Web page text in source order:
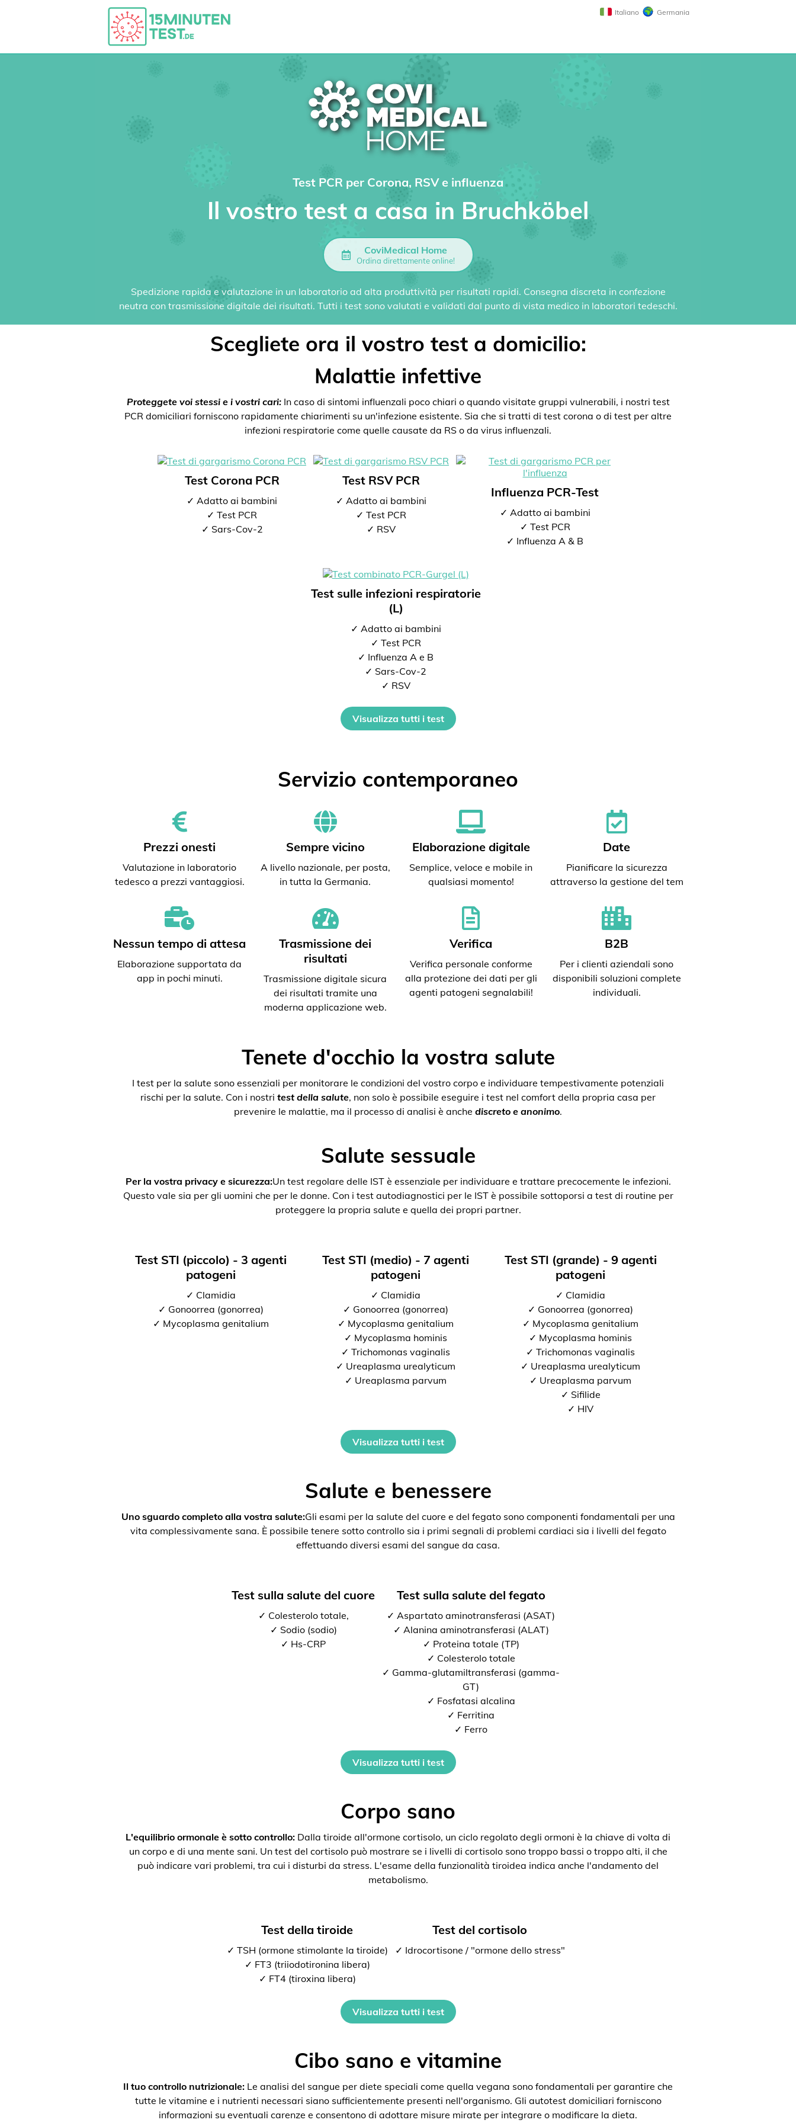
Italiano Germania
Test PCR per Corona, RSV e influenza
Il vostro test a casa in Bruchköbel
CoviMedical Home
Ordina direttamente online!
Spedizione rapida e valutazione in un laboratorio ad alta produttività per risultati rapidi. Consegna discreta in confezione
neutra con trasmissione digitale dei risultati. Tutti i test sono valutati e validati dal punto di vista medico in laboratori tedeschi.
Scegliete ora il vostro test a domicilio:
Malattie infettive
Proteggete voi stessi e i vostri cari:In caso di sintomi influenzali poco chiari o quando visitate gruppi vulnerabili, i nostri test
PCR domiciliari forniscono rapidamente chiarimenti su un'infezione esistente. Sia che si tratti di test corona o di test per altre
infezioni respiratorie come quelle causate da RS o da virus influenzali.
Test Corona PCR
✓ Adatto ai bambini
✓ Test PCR
✓ Sars-Cov-2
Test RSV PCR
✓ Adatto ai bambini
✓ Test PCR
✓ RSV
Influenza PCR-Test
✓ Adatto ai bambini
✓ Test PCR
✓ Influenza A & B
Test sulle infezioni respiratorie
(L)
✓ Adatto ai bambini
✓ Test PCR
✓ Influenza A e B
✓ Sars-Cov-2
✓ RSV
Visualizza tutti i test
Servizio contemporaneo
Prezzi onesti
Valutazione in laboratorio
tedesco a prezzi vantaggiosi.
Sempre vicino
A livello nazionale, per posta,
in tutta la Germania.
Elaborazione digitale
Semplice, veloce e mobile in
qualsiasi momento!
Date
Pianificare la sicurezza
attraverso la gestione del tem
Nessun tempo di attesa
Elaborazione supportata da
app in pochi minuti.
Trasmissione dei
risultati
Trasmissione digitale sicura
dei risultati tramite una
moderna applicazione web.
Verifica
Verifica personale conforme
alla protezione dei dati per gli
agenti patogeni segnalabili!
B2B
Per i clienti aziendali sono
disponibili soluzioni complete
individuali.
Tenete d'occhio la vostra salute
I test per la salute sono essenziali per monitorare le condizioni del vostro corpo e individuare tempestivamente potenziali
rischi per la salute. Con i nostri test della salute, non solo è possibile eseguire i test nel comfort della propria casa per
prevenire le malattie, ma il processo di analisi è anche discreto e anonimo.
Salute sessuale
Per la vostra privacy e sicurezza:Un test regolare delle IST è essenziale per individuare e trattare precocemente le infezioni.
Questo vale sia per gli uomini che per le donne. Con i test autodiagnostici per le IST è possibile sottoporsi a test di routine per
proteggere la propria salute e quella dei propri partner.
Test STI (piccolo) - 3 agenti
patogeni
✓ Clamidia
✓ Gonoorrea (gonorrea)
✓ Mycoplasma genitalium
Test STI (medio) - 7 agenti
patogeni
✓ Clamidia
✓ Gonoorrea (gonorrea)
✓ Mycoplasma genitalium
✓ Mycoplasma hominis
✓ Trichomonas vaginalis
✓ Ureaplasma urealyticum
✓ Ureaplasma parvum
Test STI (grande) - 9 agenti
patogeni
✓ Clamidia
✓ Gonoorrea (gonorrea)
✓ Mycoplasma genitalium
✓ Mycoplasma hominis
✓ Trichomonas vaginalis
✓ Ureaplasma urealyticum
✓ Ureaplasma parvum
✓ Sifilide
✓ HIV
Visualizza tutti i test
Salute e benessere
Uno sguardo completo alla vostra salute:Gli esami per la salute del cuore e del fegato sono componenti fondamentali per una
vita complessivamente sana. È possibile tenere sotto controllo sia i primi segnali di problemi cardiaci sia i livelli del fegato
effettuando diversi esami del sangue da casa.
Test sulla salute del cuore
✓ Colesterolo totale,
✓ Sodio (sodio)
✓ Hs-CRP
Test sulla salute del fegato
✓ Aspartato aminotransferasi (ASAT)
✓ Alanina aminotransferasi (ALAT)
✓ Proteina totale (TP)
✓ Colesterolo totale
✓ Gamma-glutamiltransferasi (gamma-
GT)
✓ Fosfatasi alcalina
✓ Ferritina
✓ Ferro
Visualizza tutti i test
Corpo sano
L'equilibrio ormonale è sotto controllo: Dalla tiroide all'ormone cortisolo, un ciclo regolato degli ormoni è la chiave di volta di
un corpo e di una mente sani. Un test del cortisolo può mostrare se i livelli di cortisolo sono troppo bassi o troppo alti, il che
può indicare vari problemi, tra cui i disturbi da stress. L'esame della funzionalità tiroidea indica anche l'andamento del
metabolismo.
Test della tiroide
✓ TSH (ormone stimolante la tiroide)
✓ FT3 (triiodotironina libera)
✓ FT4 (tiroxina libera)
Test del cortisolo
✓ Idrocortisone / "ormone dello stress"
Visualizza tutti i test
Cibo sano e vitamine
Il tuo controllo nutrizionale: Le analisi del sangue per diete speciali come quella vegana sono fondamentali per garantire che
tutte le vitamine e i nutrienti necessari siano sufficientemente presenti nell'organismo. Gli autotest domiciliari forniscono
informazioni su eventuali carenze e consentono di adottare misure mirate per integrare o modificare la dieta.